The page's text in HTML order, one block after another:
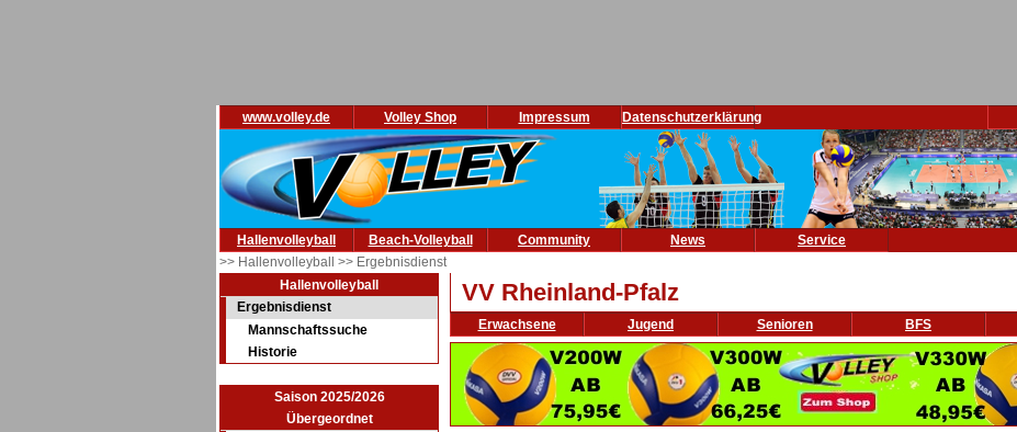
www.volley.de Volley Shop Impressum Datenschutzerklärung
Hallenvolleyball Beach-Volleyball Community News
Service
>> Hallenvolleyball >> Ergebnisdienst
Hallenvolleyball
Ergebnisdienst
Mannschaftssuche
Historie
Saison 2025/2026
Übergeordnet
VV Rheinland-Pfalz
Erwachsene Jugend Senioren BFS